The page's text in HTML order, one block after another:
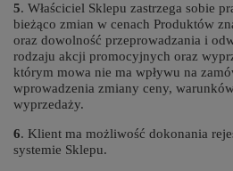
5. Właściciel Sklepu zastrzega sobie
bieżąco zmian w cenach Produktów
oraz dowolność przeprowadzania i
rodzaju akcji promocyjnych oraz
którym mowa nie ma wpływu na
wprowadzenia zmiany ceny,
wyprzedaży.
6. Klient ma możliwość dokonania
systemie Sklepu.